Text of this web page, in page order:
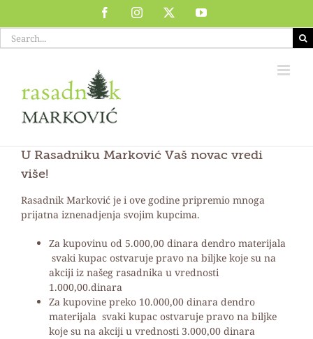
content
FacebookInstagram YouTube
Search
for:
U Rasadniku Marković Vaš novac vredi
više!
Rasadnik Marković je i ove godine pripremio mnoga
prijatna iznenadjenja svojim kupcima.
Za kupovinu od 5.000,00 dinara dendro materijala
svaki kupac ostvaruje pravo na biljke koje su na
akciji iz našeg rasadnika u vrednosti
1.000,00.dinara
Za kupovine preko 10.000,00 dinara dendro
materijala svaki kupac ostvaruje pravo na biljke
koje su na akciji u vrednosti 3.000,00 dinara